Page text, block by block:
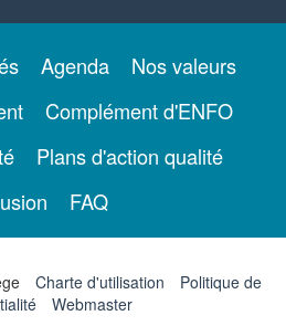
Agenda
Nos valeurs
Complément d'ENFO
Plans d'action qualité
FAQ
Charte d'utilisation
Politique de
Webmaster